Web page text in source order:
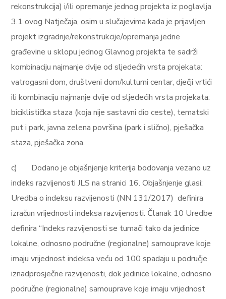
rekonstrukcija) i/ili opremanje jednog projekta iz poglavlja
3.1 ovog Natječaja, osim u slučajevima kada je prijavljen
projekt izgradnje/rekonstrukcije/opremanja jedne
građevine u sklopu jednog Glavnog projekta te sadrži
kombinaciju najmanje dvije od sljedećih vrsta projekata:
vatrogasni dom, društveni dom/kulturni centar, dječji vrtići
ili kombinaciju najmanje dvije od sljedećih vrsta projekata:
biciklistička staza (koja nije sastavni dio ceste), tematski
put i park, javna zelena površina (park i slično), pješačka
staza, pješačka zona.
c)
Dodano je objašnjenje kriterija bodovanja vezano uz
indeks razvijenosti JLS na stranici 16. Objašnjenje glasi:
Uredba o indeksu razvijenosti (NN 131/2017) definira
izračun vrijednosti indeksa razvijenosti. Članak 10 Uredbe
definira “Indeks razvijenosti se tumači tako da jedinice
lokalne, odnosno područne (regionalne) samouprave koje
imaju vrijednost indeksa veću od 100 spadaju u područje
iznadprosječne razvijenosti, dok jedinice lokalne, odnosno
područne (regionalne) samouprave koje imaju vrijednost